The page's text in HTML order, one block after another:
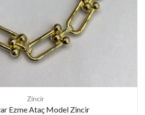
Zincir
Ezme Ataç Model Zincir